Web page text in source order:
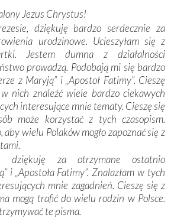
się, że Maryja swoją opieką
naród, lecz wszystkie nacje, które
a także każdą osobę, która zawierza
bliskich.
również historia wierności Bogu i
życiu władców. Trudne momenty w
jak i zbiorowym, przypominają o
zabiegania o własną duszę i o łaskę
przynosi pomyślność –
duchowym. Odstępstwo owocuje
Te uniwersalne prawdy
gdy słuchaliśmy opowieści
monarchach i wodzach,
i nieszczęśliwych losach grzesznych
Jezus Chrystus!
dziękuję bardzo serdecznie za
urodzinowe. Ucieszyłam się z
Jestem dumna z działalności
prowadzą. Podobają mi się bardzo
z Maryją” i „Apostoł Fatimy”. Cieszę
nich znaleźć wiele bardzo ciekawych
interesujące mnie tematy. Cieszę się
może korzystać z tych czasopism.
aby wielu Polaków mogło zapoznać się z
dziękuję za otrzymane ostatnio
i „Apostoła Fatimy”. Znalazłam w tych
mnie zagadnień. Cieszę się z
mogą trafić do wielu rodzin w Polsce.
te pisma.